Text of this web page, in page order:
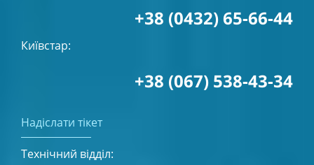
+38 (0432) 65-66-44
Київстар:
+38 (067) 538-43-34
Надіслати тікет
Технічний відділ: